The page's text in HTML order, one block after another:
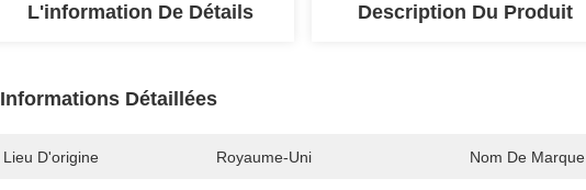
L'information De Détails Description Du Produit
Informations Détaillées
Lieu D'origine Royaume-Uni Nom De Marque